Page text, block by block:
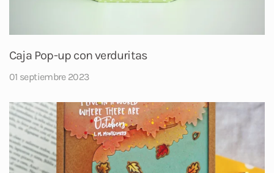
Caja Pop-up con verduritas
01 septiembre 2023